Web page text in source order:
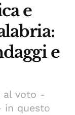
e
e
al voto -
in questo